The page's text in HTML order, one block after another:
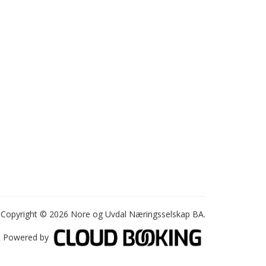
Copyright © 2026 Nore og Uvdal Næringsselskap BA.
Powered by